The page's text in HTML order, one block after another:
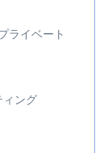
ライベート
ング